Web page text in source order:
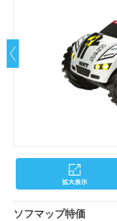
ソフマップ特価